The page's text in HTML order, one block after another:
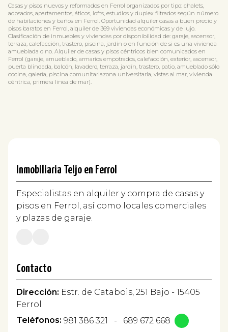
Casas y pisos nuevos y reformados en Ferrol organizados por tipo: chalets,
adosados, apartamentos, áticos, lofts, estudios y duplex filtrados según número
de habitaciones y baños en Ferrol. Oportunidad alquiler casas a buen precio y
pisos baratos en Ferrol, alquiler de 369 viviendas económicas y de lujo.
Clasificación de inmuebles y viviendas por disponibilidad de: garaje, ascensor,
terraza, calefacción, trastero, piscina, jardín o en función de si es una vivienda
amueblada o no. Alquiler de casas y pisos céntricos bien comunicados en
Ferrol (garaje, amueblado, armarios empotrados, calefacción, exterior, ascensor,
puerta blindada, balcón, lavadero, terraza, jardín, trastero, patio, amueblado sólo
cocina, galería, piscina comunitariazona universitaria, vistas al mar, vivienda
céntrica, primera linea de mar).
Inmobiliaria Teijo en Ferrol
Especialistas en alquiler y compra de casas y
pisos en Ferrol, así como locales comerciales
y plazas de garaje.
Contacto
Dirección: Estr. de Catabois, 251 Bajo - 15405
Ferrol
Teléfonos: 981 386 321 - 689 672 668